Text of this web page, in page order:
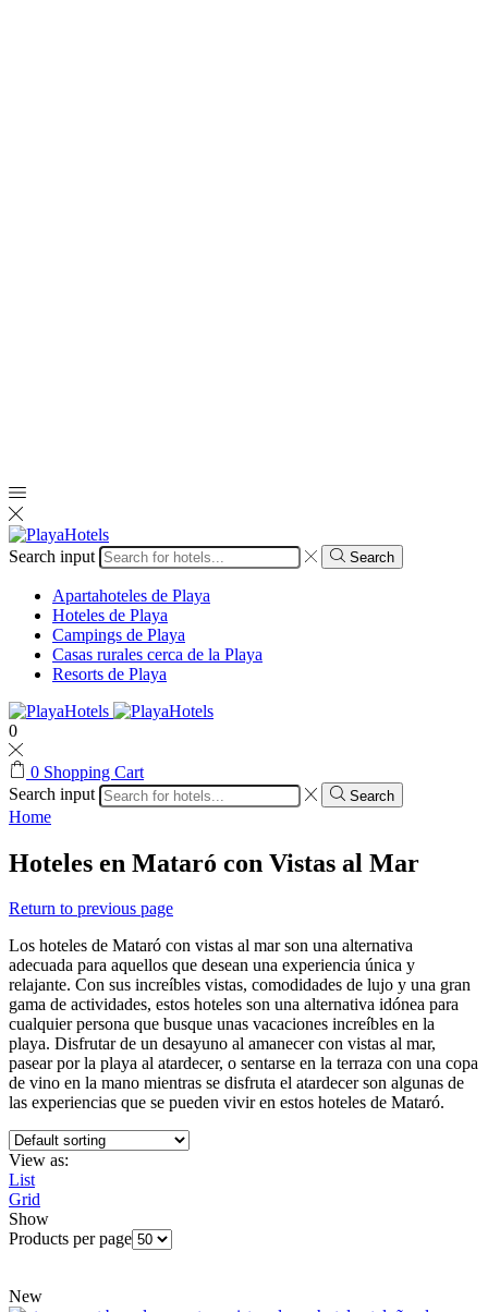
Search input Search
Apartahoteles de Playa
Hoteles de Playa
Campings de Playa
Casas rurales cerca de la Playa
Resorts de Playa
0
0 Shopping Cart
Search input
Search
Home
Hoteles en Mataró con Vistas al Mar
Return to previous page
Los hoteles de Mataró con vistas al mar son una alternativa
adecuada para aquellos que desean una experiencia única y
relajante. Con sus increíbles vistas, comodidades de lujo y una gran
gama de actividades, estos hoteles son una alternativa idónea para
cualquier persona que busque unas vacaciones increíbles en la
playa. Disfrutar de un desayuno al amanecer con vistas al mar,
pasear por la playa al atardecer, o sentarse en la terraza con una copa
de vino en la mano mientras se disfruta el atardecer son algunas de
las experiencias que se pueden vivir en estos hoteles de Mataró.
View as:
List
Grid
Show
Products per page
New